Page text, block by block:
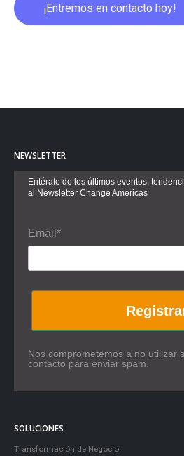
¡Entremos en contacto hoy!
NEWSLETTER
Entérate de los últimos eventos,
al Newsletter Change Americas
Email*
Nos comprometemos a no utilizar
contacto para enviar spam.
SOLUCIONES
Transformación de Negocio